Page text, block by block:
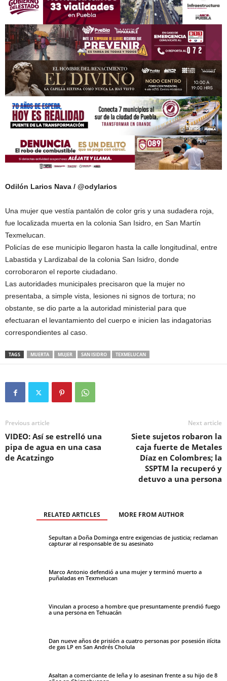
Odilón Larios Nava / @odylarios
Una mujer que vestía pantalón de color gris y una sudadera roja,
fue localizada muerta en la colonia San Isidro, en San Martín
Texmelucan.
Policías de ese municipio llegaron hasta la calle longitudinal, entre
Labastida y Lardizabal de la colonia San Isidro, donde
corroboraron el reporte ciudadano.
Las autoridades municipales precisaron que la mujer no
presentaba, a simple vista, lesiones ni signos de tortura; no
obstante, se dio parte a la autoridad ministerial para que
efectuaran el levantamiento del cuerpo e inicien las indagatorias
correspondientes al caso.
TAGS MUERTA MUJER SAN ISIDRO TEXMELUCAN
Previous article
VIDEO: Así se estrelló una
pipa de agua en una casa
de Acatzingo
Next article
Siete sujetos robaron la
caja fuerte de Metales
Díaz en Colombres; la
SSPTM la recuperó y
detuvo a una persona
RELATED ARTICLES MORE FROM AUTHOR
Sepultan a Doña Dominga entre exigencias de justicia; reclaman
capturar al responsable de su asesinato
Marco Antonio defendió a una mujer y terminó muerto a
puñaladas en Texmelucan
Vinculan a proceso a hombre que presuntamente prendió fuego
a una persona en Tehuacán
Dan nueve años de prisión a cuatro personas por posesión ilícita
de gas LP en San Andrés Cholula
Asaltan a comerciante de leña y lo asesinan frente a su hijo de 8